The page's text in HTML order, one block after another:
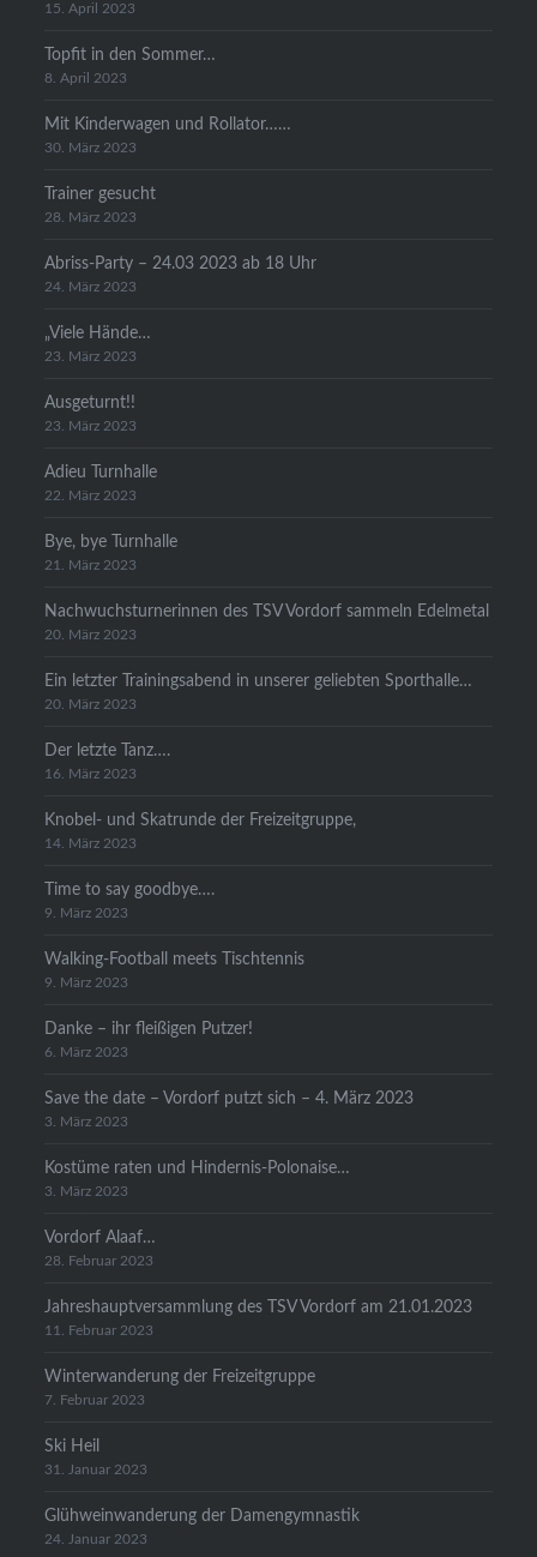
15. April 2023
Topfit in den Sommer…
8. April 2023
Mit Kinderwagen und Rollator……
30. März 2023
Trainer gesucht
28. März 2023
Abriss-Party – 24.03 2023 ab 18 Uhr
24. März 2023
„Viele Hände…
23. März 2023
Ausgeturnt!!
23. März 2023
Adieu Turnhalle
22. März 2023
Bye, bye Turnhalle
21. März 2023
Nachwuchsturnerinnen des TSV Vordorf sammeln Edelmetal
20. März 2023
Ein letzter Trainingsabend in unserer geliebten Sporthalle…
20. März 2023
Der letzte Tanz….
16. März 2023
Knobel- und Skatrunde der Freizeitgruppe,
14. März 2023
Time to say goodbye….
9. März 2023
Walking-Football meets Tischtennis
9. März 2023
Danke – ihr fleißigen Putzer!
6. März 2023
Save the date – Vordorf putzt sich – 4. März 2023
3. März 2023
Kostüme raten und Hindernis-Polonaise…
3. März 2023
Vordorf Alaaf…
28. Februar 2023
Jahreshauptversammlung des TSV Vordorf am 21.01.2023
11. Februar 2023
Winterwanderung der Freizeitgruppe
7. Februar 2023
Ski Heil
31. Januar 2023
Glühweinwanderung der Damengymnastik
24. Januar 2023